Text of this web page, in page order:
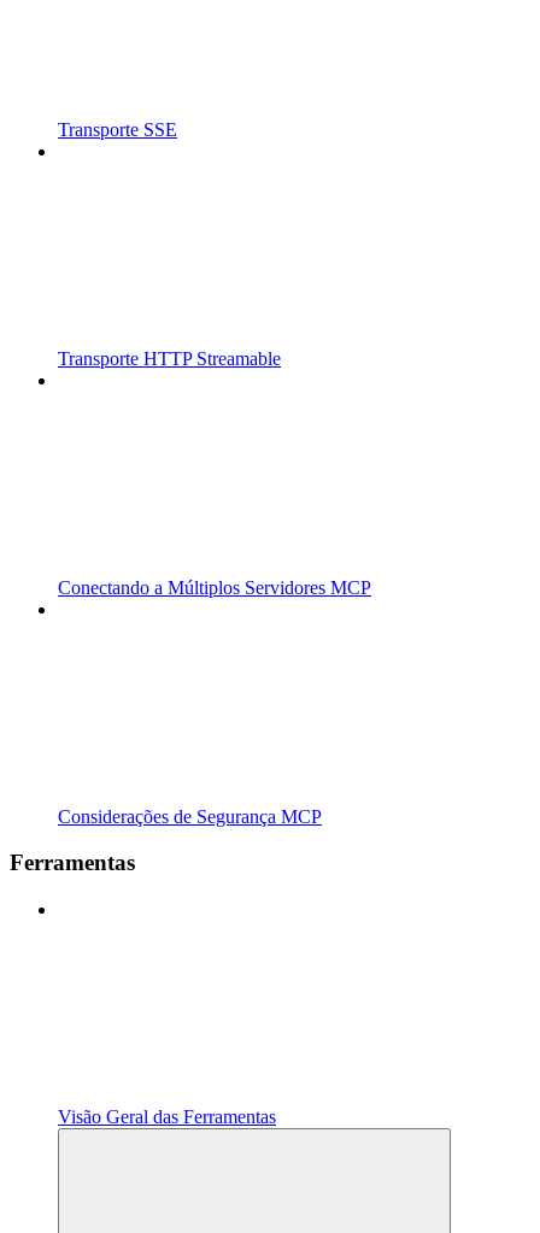
Transporte SSE
Transporte HTTP Streamable
Conectando a Múltiplos Servidores MCP
Considerações de Segurança MCP
Ferramentas
Visão Geral das Ferramentas